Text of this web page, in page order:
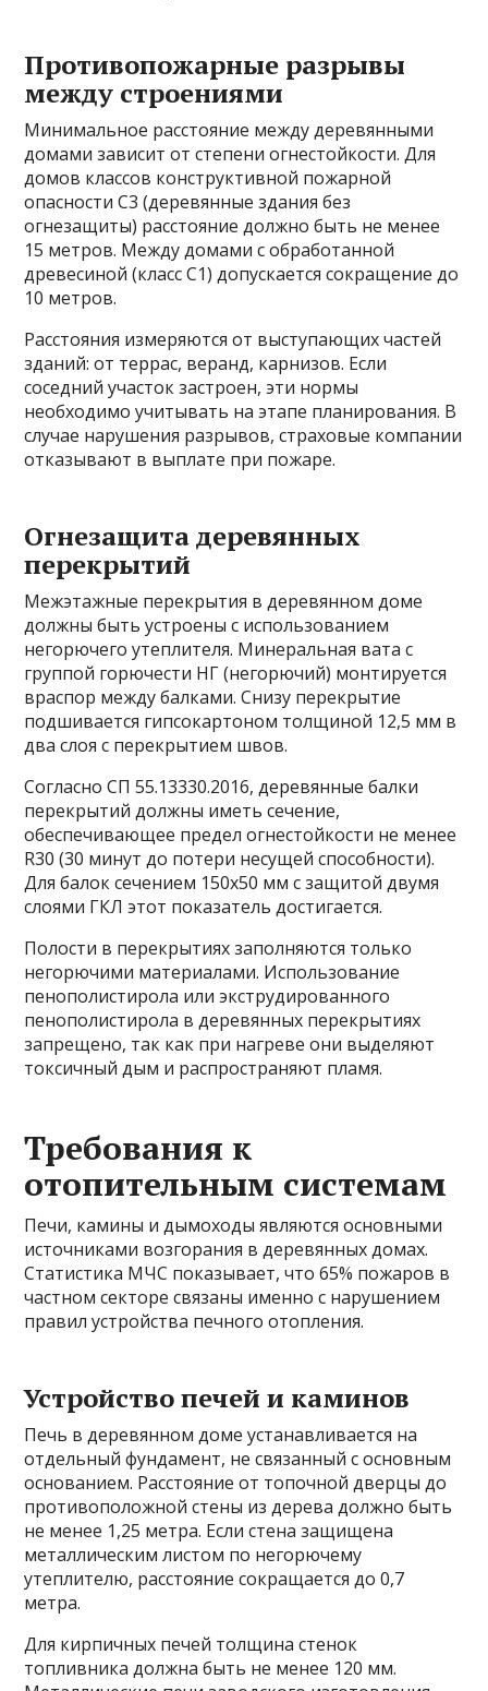
Противопожарные разрывы
между строениями
Минимальное расстояние между деревянными
домами зависит от степени огнестойкости. Для
домов классов конструктивной пожарной
опасности С3 (деревянные здания без
огнезащиты) расстояние должно быть не менее
15 метров. Между домами с обработанной
древесиной (класс С1) допускается сокращение до
10 метров.
Расстояния измеряются от выступающих частей
зданий: от террас, веранд, карнизов. Если
соседний участок застроен, эти нормы
необходимо учитывать на этапе планирования. В
случае нарушения разрывов, страховые компании
отказывают в выплате при пожаре.
Огнезащита деревянных
перекрытий
Межэтажные перекрытия в деревянном доме
должны быть устроены с использованием
негорючего утеплителя. Минеральная вата с
группой горючести НГ (негорючий) монтируется
враспор между балками. Снизу перекрытие
подшивается гипсокартоном толщиной 12,5 мм в
два слоя с перекрытием швов.
Согласно СП 55.13330.2016, деревянные балки
перекрытий должны иметь сечение,
обеспечивающее предел огнестойкости не менее
R30 (30 минут до потери несущей способности).
Для балок сечением 150х50 мм с защитой двумя
слоями ГКЛ этот показатель достигается.
Полости в перекрытиях заполняются только
негорючими материалами. Использование
пенополистирола или экструдированного
пенополистирола в деревянных перекрытиях
запрещено, так как при нагреве они выделяют
токсичный дым и распространяют пламя.
Требования к
отопительным системам
Печи, камины и дымоходы являются основными
источниками возгорания в деревянных домах.
Статистика МЧС показывает, что 65% пожаров в
частном секторе связаны именно с нарушением
правил устройства печного отопления.
Устройство печей и каминов
Печь в деревянном доме устанавливается на
отдельный фундамент, не связанный с основным
основанием. Расстояние от топочной дверцы до
противоположной стены из дерева должно быть
не менее 1,25 метра. Если стена защищена
металлическим листом по негорючему
утеплителю, расстояние сокращается до 0,7
метра.
Для кирпичных печей толщина стенок
топливника должна быть не менее 120 мм.